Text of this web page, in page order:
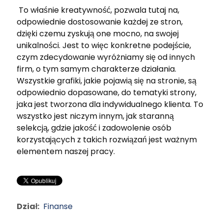
To właśnie kreatywność, pozwala tutaj na,
odpowiednie dostosowanie każdej ze stron,
dzięki czemu zyskują one mocno, na swojej
unikalności. Jest to więc konkretne podejście,
czym zdecydowanie wyróżniamy się od innych
firm, o tym samym charakterze działania.
Wszystkie grafiki, jakie pojawią się na stronie, są
odpowiednio dopasowane, do tematyki strony,
jaka jest tworzona dla indywidualnego klienta. To
wszystko jest niczym innym, jak staranną
selekcją, gdzie jakość i zadowolenie osób
korzystających z takich rozwiązań jest ważnym
elementem naszej pracy.
Dział: Finanse